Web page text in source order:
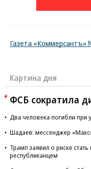
Газета «Коммерсантъ»
Картина дня
ФСБ сократила
Два человека погибли при
Шадаев: мессенджер
Трамп заявил о риске
республиканцем